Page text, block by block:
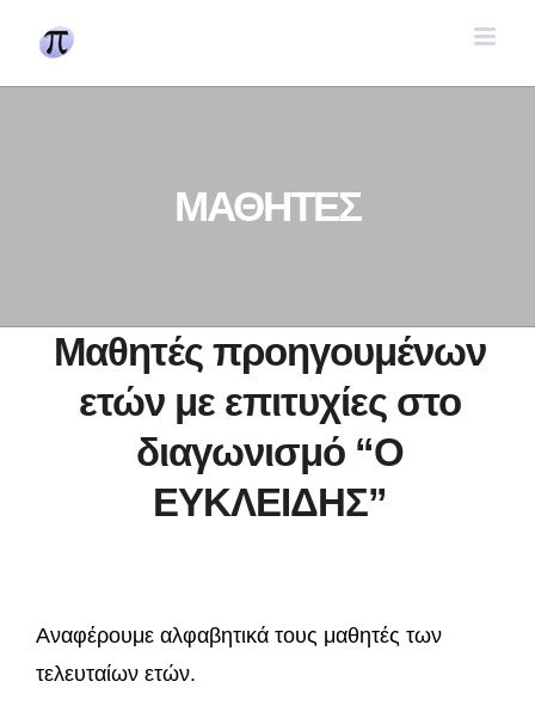
content
ΜΑΘΗΤΕΣ
Μαθητές προηγουμένων
ετών με επιτυχίες στο
διαγωνισμό “Ο
ΕΥΚΛΕΙΔΗΣ”
Αναφέρουμε αλφαβητικά τους μαθητές των
τελευταίων ετών.